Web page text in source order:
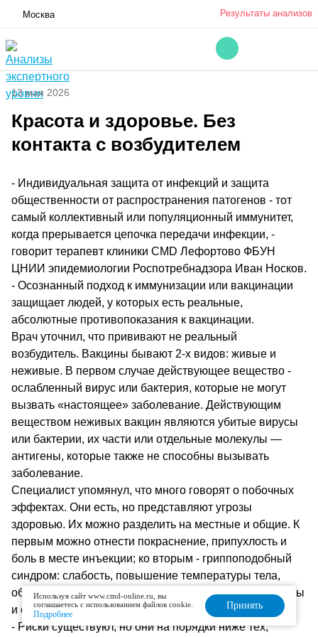
Москва Результаты анализов
13 мая 2026
Красота и здоровье. Без
контакта с возбудителем
- Индивидуальная защита от инфекций и защита
общественности от распространения патогенов - тот
самый коллективный или популяционный иммунитет,
когда прерывается цепочка передачи инфекции, -
говорит терапевт клиники CMD Лефортово ФБУН
ЦНИИ эпидемиологии Роспотребнадзора Иван Носков.
- Осознанный подход к иммунизации или вакцинации
защищает людей, у которых есть реальные,
абсолютные противопоказания к вакцинации.
Врач уточнил, что прививают не реальный
возбудитель. Вакцины бывают 2-х видов: живые и
неживые. В первом случае действующее вещество -
ослабленный вирус или бактерия, которые не могут
вызвать «настоящее» заболевание. Действующим
веществом неживых вакцин являются убитые вирусы
или бактерии, их части или отдельные молекулы —
антигены, которые также не способны вызывать
заболевание.
Специалист упомянул, что много говорят о побочных
эффектах. Они есть, но представляют угрозы
здоровью. Их можно разделить на местные и общие. К
первым можно отнести покраснение, припухлость и
боль в месте инъекции; ко вторым - гриппоподобный
синдром: слабость, повышение температуры тела,
общее плохое самочувствие. Эти состояние не опасны
и сами проходят через 3-5 дней максимум.
- Риски существуют, но они на порядки ниже тех,
Используя сайт www.cmd-online.ru, вы
соглашаетесь с использованием файлов cookie.
Подробнее
Принять